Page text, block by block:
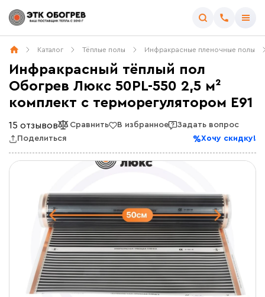
Каталог Тёплые полы Инфракрасные пленочные полы
Инфракрасный тёплый пол
Обогрев Люкс 50PL-550 2,5 м²
комплект c терморегулятором E91
15 отзывов Сравнить В избранное
Задать вопрос
Поделиться
Хочу скидку!